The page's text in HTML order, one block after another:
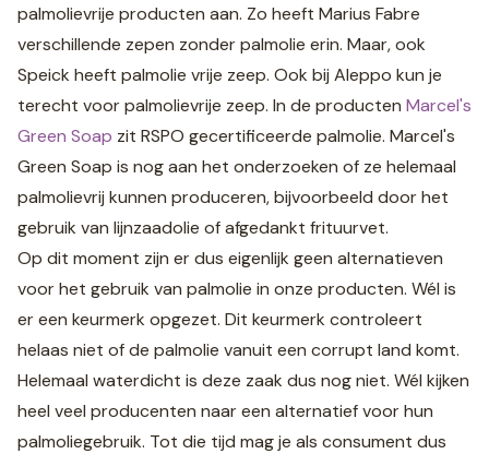
palmolievrije producten aan. Zo heeft Marius Fabre
verschillende zepen zonder palmolie erin. Maar, ook
Speick heeft palmolie vrije zeep. Ook bij Aleppo kun je
terecht voor palmolievrije zeep. In de producten Marcel's
Green Soap zit RSPO gecertificeerde palmolie. Marcel's
Green Soap is nog aan het onderzoeken of ze helemaal
palmolievrij kunnen produceren, bijvoorbeeld door het
gebruik van lijnzaadolie of afgedankt frituurvet.
Op dit moment zijn er dus eigenlijk geen alternatieven
voor het gebruik van palmolie in onze producten. Wél is
er een keurmerk opgezet. Dit keurmerk controleert
helaas niet of de palmolie vanuit een corrupt land komt.
Helemaal waterdicht is deze zaak dus nog niet. Wél kijken
heel veel producenten naar een alternatief voor hun
palmoliegebruik. Tot die tijd mag je als consument dus